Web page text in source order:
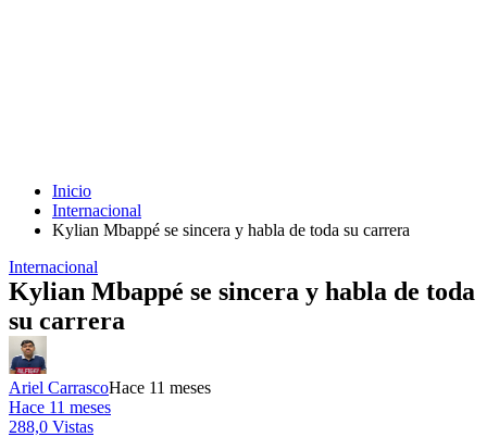
Inicio
Internacional
Kylian Mbappé se sincera y habla de toda su carrera
Internacional
Kylian Mbappé se sincera y habla de toda
su carrera
Ariel CarrascoHace 11 meses
Hace 11 meses
288,0 Vistas